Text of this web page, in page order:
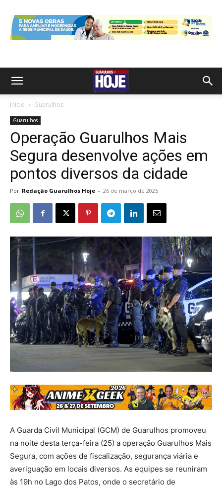
Início Guarulhos
Guarulhos
Operação Guarulhos Mais
Segura desenvolve ações em
pontos diversos da cidade
Por Redação Guarulhos Hoje - 26 de março de 2025
A Guarda Civil Municipal (GCM) de Guarulhos promoveu
na noite desta terça-feira (25) a operação Guarulhos Mais
Segura, com ações de fiscalização, segurança viária e
averiguação em locais diversos. As equipes se reuniram
às 19h no Lago dos Patos, onde o secretário de